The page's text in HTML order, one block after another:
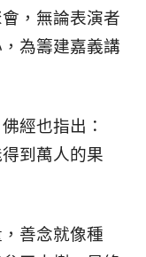
，無論表演者
為籌建嘉義講
經也指出：
到萬人的果
善念就像種